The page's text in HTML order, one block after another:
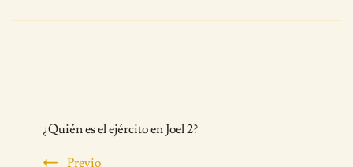
Navigation
¿Quién es el ejército en Joel 2?
Previo